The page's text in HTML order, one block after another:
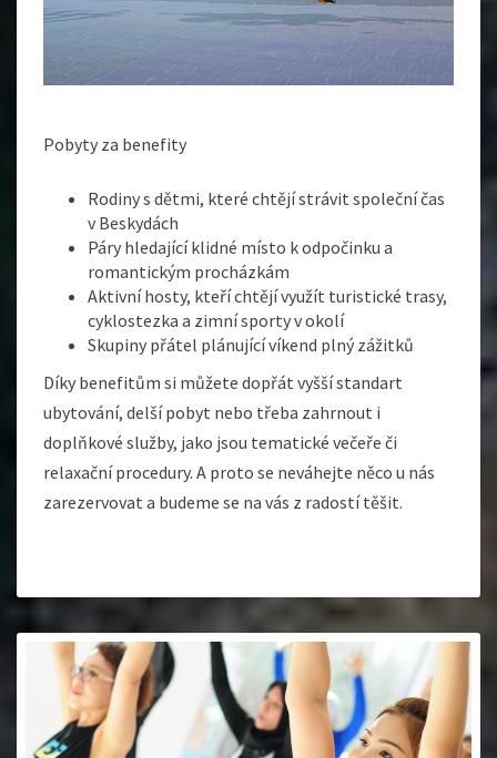
Pobyty za benefity
Rodiny s dětmi, které chtějí strávit společní čas
v Beskydách
Páry hledající klidné místo k odpočinku a
romantickým procházkám
Aktivní hosty, kteří chtějí využít turistické trasy,
cyklostezka a zimní sporty v okolí
Skupiny přátel plánující víkend plný zážitků
Díky benefitům si můžete dopřát vyšší standart
ubytování, delší pobyt nebo třeba zahrnout i
doplňkové služby, jako jsou tematické večeře či
relaxační procedury. A proto se neváhejte něco u nás
zarezervovat a budeme se na vás z radostí těšit.